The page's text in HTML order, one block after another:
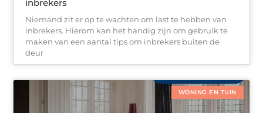
inbrekers
Niemand zit er op te wachten om last te hebben van
inbrekers. Hierom kan het handig zijn om gebruik te
maken van een aantal tips om inbrekers buiten de
deur
WONING EN TUIN